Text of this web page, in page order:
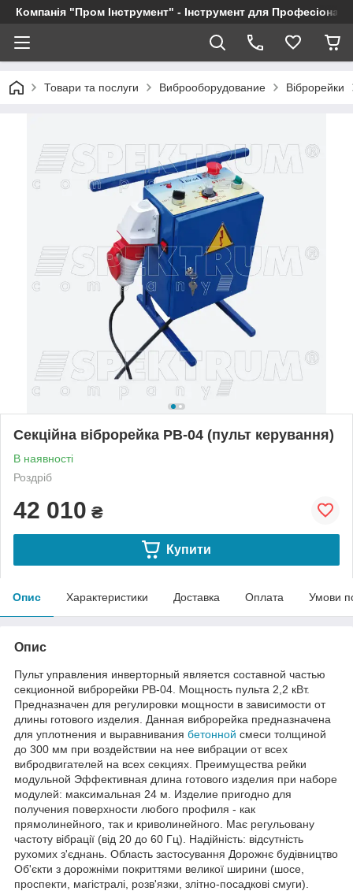
Компанія "Пром Інструмент" - Інструмент для
Товари та послуги Виброоборудование Віброрейки
Секційна віброрейка РВ-04 (пульт керування)
В наявності
Роздріб
42 010 ₴
Купити
Опис Характеристики Доставка Оплата Умови
Опис
Пульт управления инверторный является составной частью
секционной виброрейки РВ-04. Мощность пульта 2,2 кВт.
Предназначен для регулировки мощности в зависимости от
длины готового изделия. Данная виброрейка предназначена
для уплотнения и выравнивания бетонной смеси толщиной
до 300 мм при воздействии на нее вибрации от всех
вибродвигателей на всех секциях. Преимущества рейки
модульной Эффективная длина готового изделия при наборе
модулей: максимальная 24 м. Изделие пригодно для
получения поверхности любого профиля - как
прямолинейного, так и криволинейного. Має регульовану
частоту вібрації (від 20 до 60 Гц). Надійність: відсутність
рухомих з'єднань. Область застосування Дорожнє будівництво
Об'єкти з дорожніми покриттями великої ширини (шосе,
проспекти, магістралі, розв'язки, злітно-посадкові смуги).